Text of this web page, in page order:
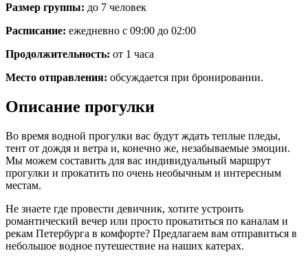
Размер группы: до 7 человек
Расписание: ежедневно с 09:00 до 02:00
Продолжительность: от 1 часа
Место отправления: обсуждается при бронировании.
Описание прогулки
Во время водной прогулки вас будут ждать теплые пледы,
тент от дождя и ветра и, конечно же, незабываемые эмоции.
Мы можем составить для вас индивидуальный маршрут
прогулки и прокатить по очень необычным и интересным
местам.
Не знаете где провести девичник, хотите устроить
романтический вечер или просто прокатиться по каналам и
рекам Петербурга в комфорте? Предлагаем вам отправиться в
небольшое водное путешествие на наших катерах.